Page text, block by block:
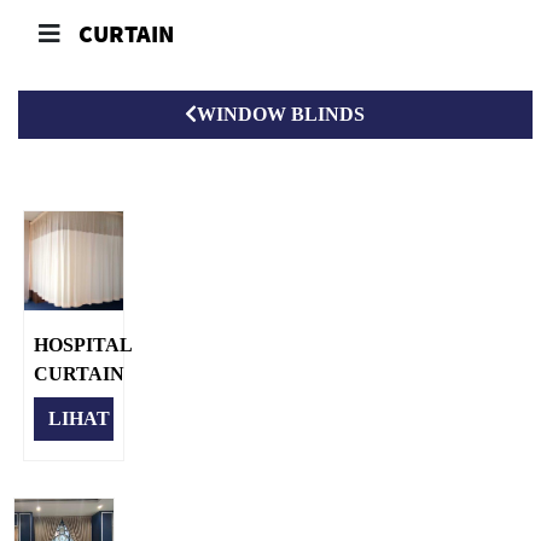
CURTAIN
WINDOW BLINDS
HOSPITAL
CURTAIN
LIHAT